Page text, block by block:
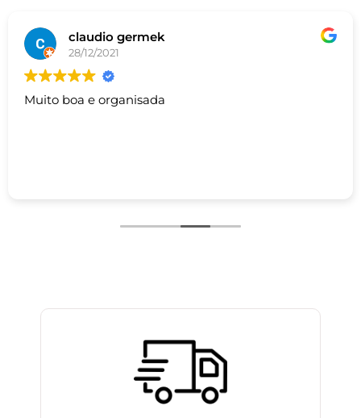
claudio germek
28/12/2021
Muito boa e organisada